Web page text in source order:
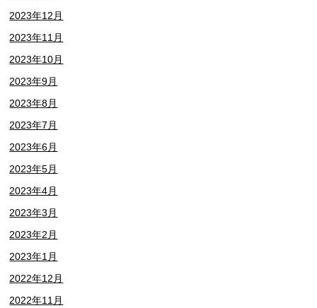
2023年12月
2023年11月
2023年10月
2023年9月
2023年8月
2023年7月
2023年6月
2023年5月
2023年4月
2023年3月
2023年2月
2023年1月
2022年12月
2022年11月